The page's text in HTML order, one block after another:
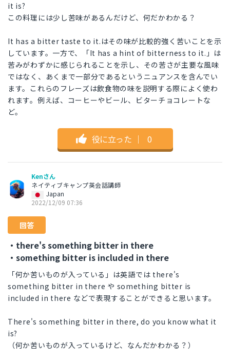
it is?
この料理には少し苦味があるんだけど、何だかわかる？
It has a bitter taste to it.はその味が比較的強く苦いことを示
しています。一方で、「It has a hint of bitterness to it.」は
苦みがわずかに感じられることを示し、その苦さが主要な風味
ではなく、あくまで一部分であるというニュアンスを含んでい
ます。これらのフレーズは飲食物の味を説明する際によく使わ
れます。例えば、コーヒーやビール、ビターチョコレートな
ど。
役に立った ｜ 0
Kenさん
ネイティブキャンプ英会話講師
Japan
2022/12/09 07:36
回答
・there's something bitter in there
・something bitter is included in there
「何か苦いものが入っている」は英語では there's
something bitter in there や something bitter is
included in there などで表現することができると思います。
There's something bitter in there, do you know what it
is?
（何か苦いものが入っているけど、なんだかわかる？）